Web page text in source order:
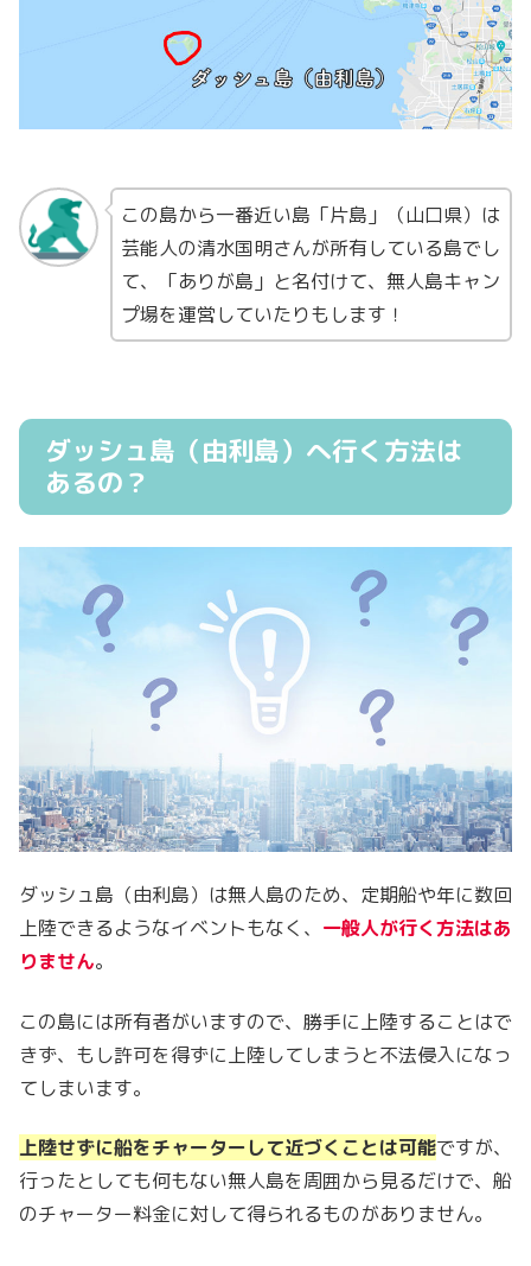
この島から一番近い島「片島」（山口県）は
芸能人の清水国明さんが所有している島でし
て、「ありが島」と名付けて、無人島キャン
プ場を運営していたりもします！
ダッシュ島（由利島）へ行く方法は
あるの？
ダッシュ島（由利島）は無人島のため、定期船や年に数回
上陸できるようなイベントもなく、 一般人が行く方法はあ
りません。
この島には所有者がいますので、勝手に上陸することはで
きず、もし許可を得ずに上陸してしまうと不法侵入になっ
てしまいます。
上陸せずに船をチャーターして近づくことは可能ですが、
行ったとしても何もない無人島を周囲から見るだけで、船
のチャーター料金に対して得られるものがありません。